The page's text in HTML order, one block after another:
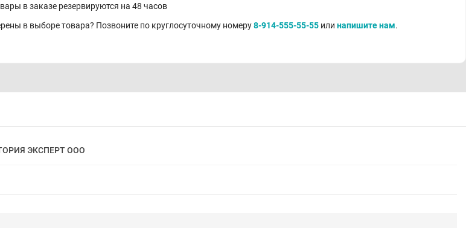
в заказе резервируются на 48 часов
в выборе товара? Позвоните по круглосуточному номеру8-914-555-55-55 или напишите нам.
ЭКСПЕРТ ООО